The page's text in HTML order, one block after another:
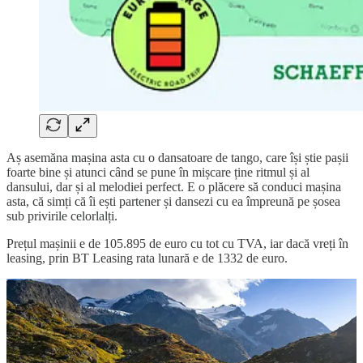
Aș asemăna mașina asta cu o dansatoare de tango, care își știe pașii
foarte bine și atunci când se pune în mișcare ține ritmul și al
dansului, dar și al melodiei perfect. E o plăcere să conduci mașina
asta, că simți că îi ești partener și dansezi cu ea împreună pe șosea
sub privirile celorlalți.
Prețul mașinii e de 105.895 de euro cu tot cu TVA, iar dacă vreți în
leasing, prin BT Leasing rata lunară e de 1332 de euro.